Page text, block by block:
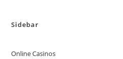
Sidebar
Online Casinos